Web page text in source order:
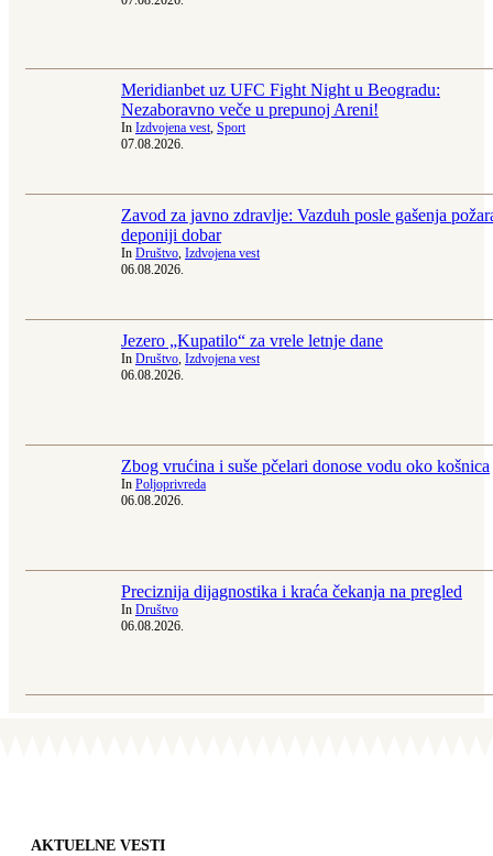
Meridianbet uz UFC Fight Night u Beogradu:
Nezaboravno veče u prepunoj Areni!
In Izdvojena vest, Sport
07.08.2026.
Zavod za javno zdravlje: Vazduh posle gašenja
deponiji dobar
In Društvo, Izdvojena vest
06.08.2026.
Jezero „Kupatilo“ za vrele letnje dane
In Društvo, Izdvojena vest
06.08.2026.
Zbog vrućina i suše pčelari donose vodu oko košnica
In Poljoprivreda
06.08.2026.
Preciznija dijagnostika i kraća čekanja na pregled
In Društvo
06.08.2026.
AKTUELNE VESTI